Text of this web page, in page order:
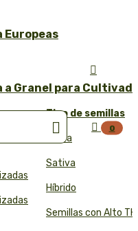
Europeas
a Granel para
Tipo de semillas
Índica
Sativa
Híbrido
Semillas con Alto


 0